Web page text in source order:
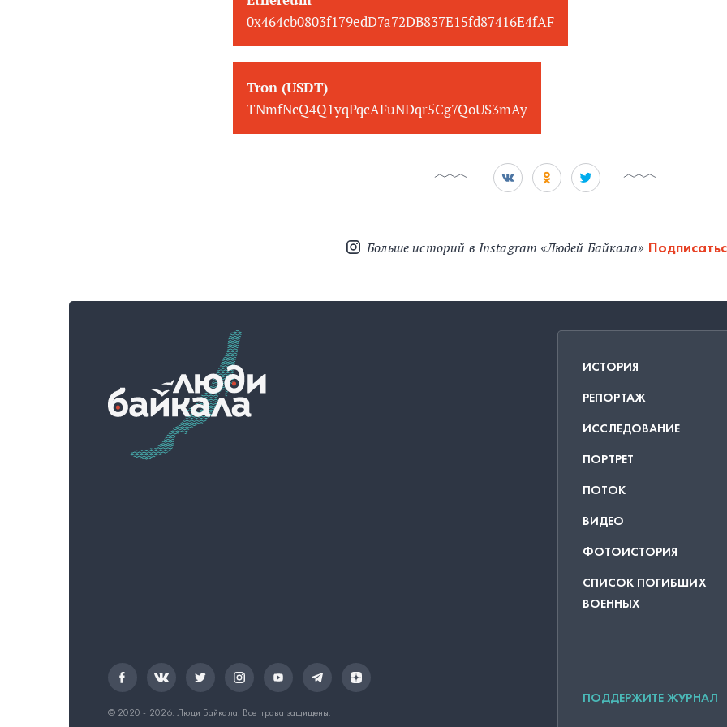
0x464cb0803f179edD7a72DB837E15fd87416E4fAF
Tron (USDT)
TNmfNcQ4Q1yqPqcAFuNDqr5Cg7QoUS3mAy
Больше историй в Instagram «Людей Байкала»
© 2020 - 2026. Люди Байкала . Все права защищены.
ИСТОРИЯ
РЕПОРТАЖ
ИССЛЕДОВАНИЕ
ПОРТРЕТ
ПОТОК
ВИДЕО
ФОТОИСТОРИЯ
СПИСОК ПОГИБШИХ
ВОЕННЫХ
ПОДДЕРЖИТЕ ЖУРНАЛ